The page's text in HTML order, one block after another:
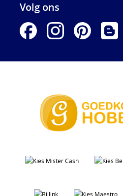
Volg ons